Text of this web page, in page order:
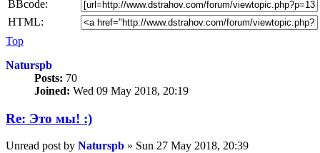
BBcode:
HTML:
Top
Naturspb
Posts: 70
Joined: Wed 09 May 2018, 20:19
Re: Это мы! :)
Unread post by Naturspb » Sun 27 May 2018, 20:39